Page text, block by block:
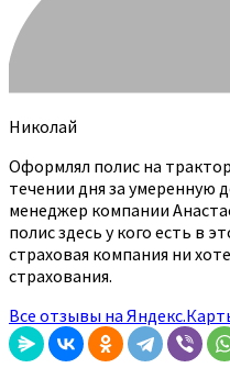
Николай
Оформлял полис на
течении дня за умеренную
менеджер компании
полис здесь у кого есть в
страховая компания ни
страхования.
Все отзывы на